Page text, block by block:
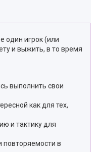
один игрок (или
и выжить, в то время
выполнить свои
как для тех,
и тактику для
повторяемости в